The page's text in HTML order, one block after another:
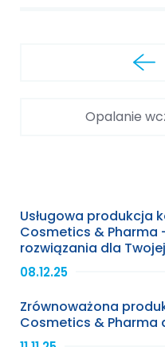
Opalanie
Usługowa produkcja
Cosmetics & Pharma
rozwiązania dla
08.12.25
Zrównoważona
Cosmetics & Pharma